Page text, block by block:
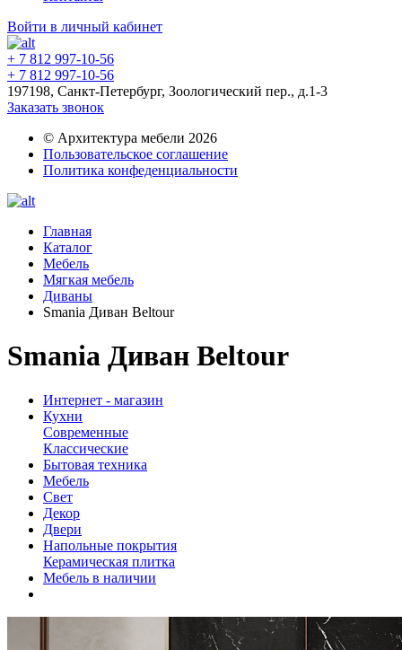
Войти в личный кабинет
+ 7 812 997-10-56
+ 7 812 997-10-56
197198, Санкт-Петербург, Зоологический пер., д.1-3
Заказать звонок
© Архитектура мебели 2026
Пользовательское соглашение
Политика конфеденциальности
Главная
Каталог
Мебель
Мягкая мебель
Диваны
Smania Диван Beltour
Smania Диван Beltour
Интернет - магазин
Кухни
Современные
Классические
Бытовая техника
Мебель
Свет
Декор
Двери
Напольные покрытия
Керамическая плитка
Мебель в наличии